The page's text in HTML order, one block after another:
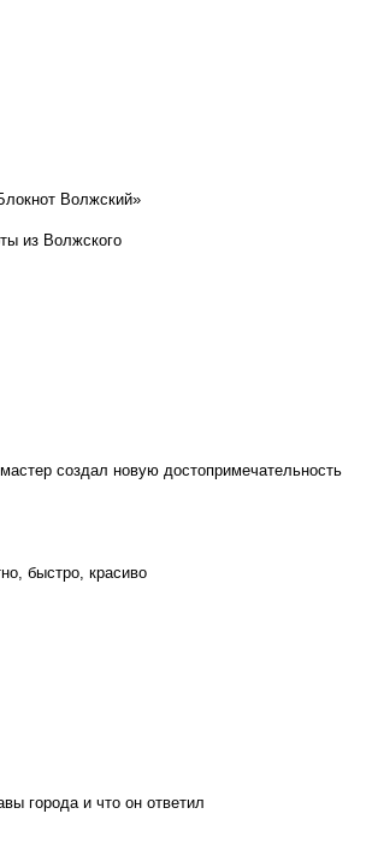
Волжский»
из Волжского
создал новую достопримечательность
быстро, красиво
города и что он ответил